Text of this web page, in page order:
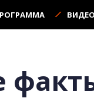
ВИДЕО